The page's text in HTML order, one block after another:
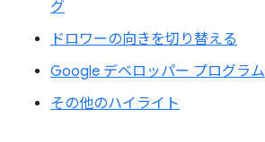
グ
ドロワーの向きを切り替える
Google デベロッパー プログラム
その他のハイライト